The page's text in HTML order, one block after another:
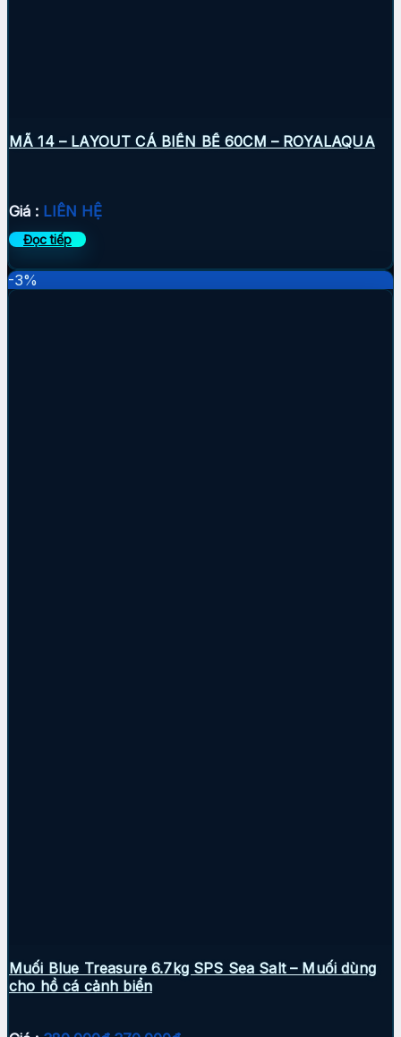
MÃ 14 – LAYOUT CÁ BIỂN BỂ 60CM – ROYALAQUA
Giá : LIÊN HỆ
Đọc tiếp
-3%
Muối Blue Treasure 6.7kg SPS Sea Salt – Muối dùng
cho hồ cá cảnh biển